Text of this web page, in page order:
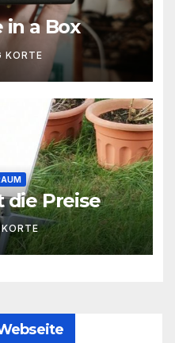
in a Box
KORTE
die Preise